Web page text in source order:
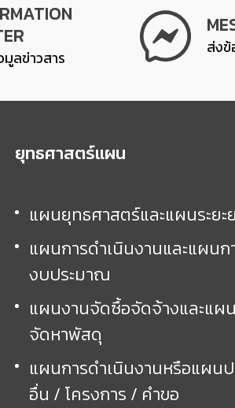
ลข่าวสาร
ส่งข้
ยุทธศาสตร์แผน
แผนยุทธศาสตร์และแผนระยะ
แผนการดำเนินงานและแผนก
งบประมาณ
แผนงานจัดซื้อจัดจ้างและแผ
จัดหาพัสดุ
แผนการดำเนินงานหรือแผน
อื่น / โครงการ / คำขอ